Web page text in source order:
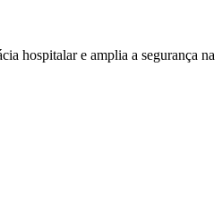
hospitalar e amplia a segurança na